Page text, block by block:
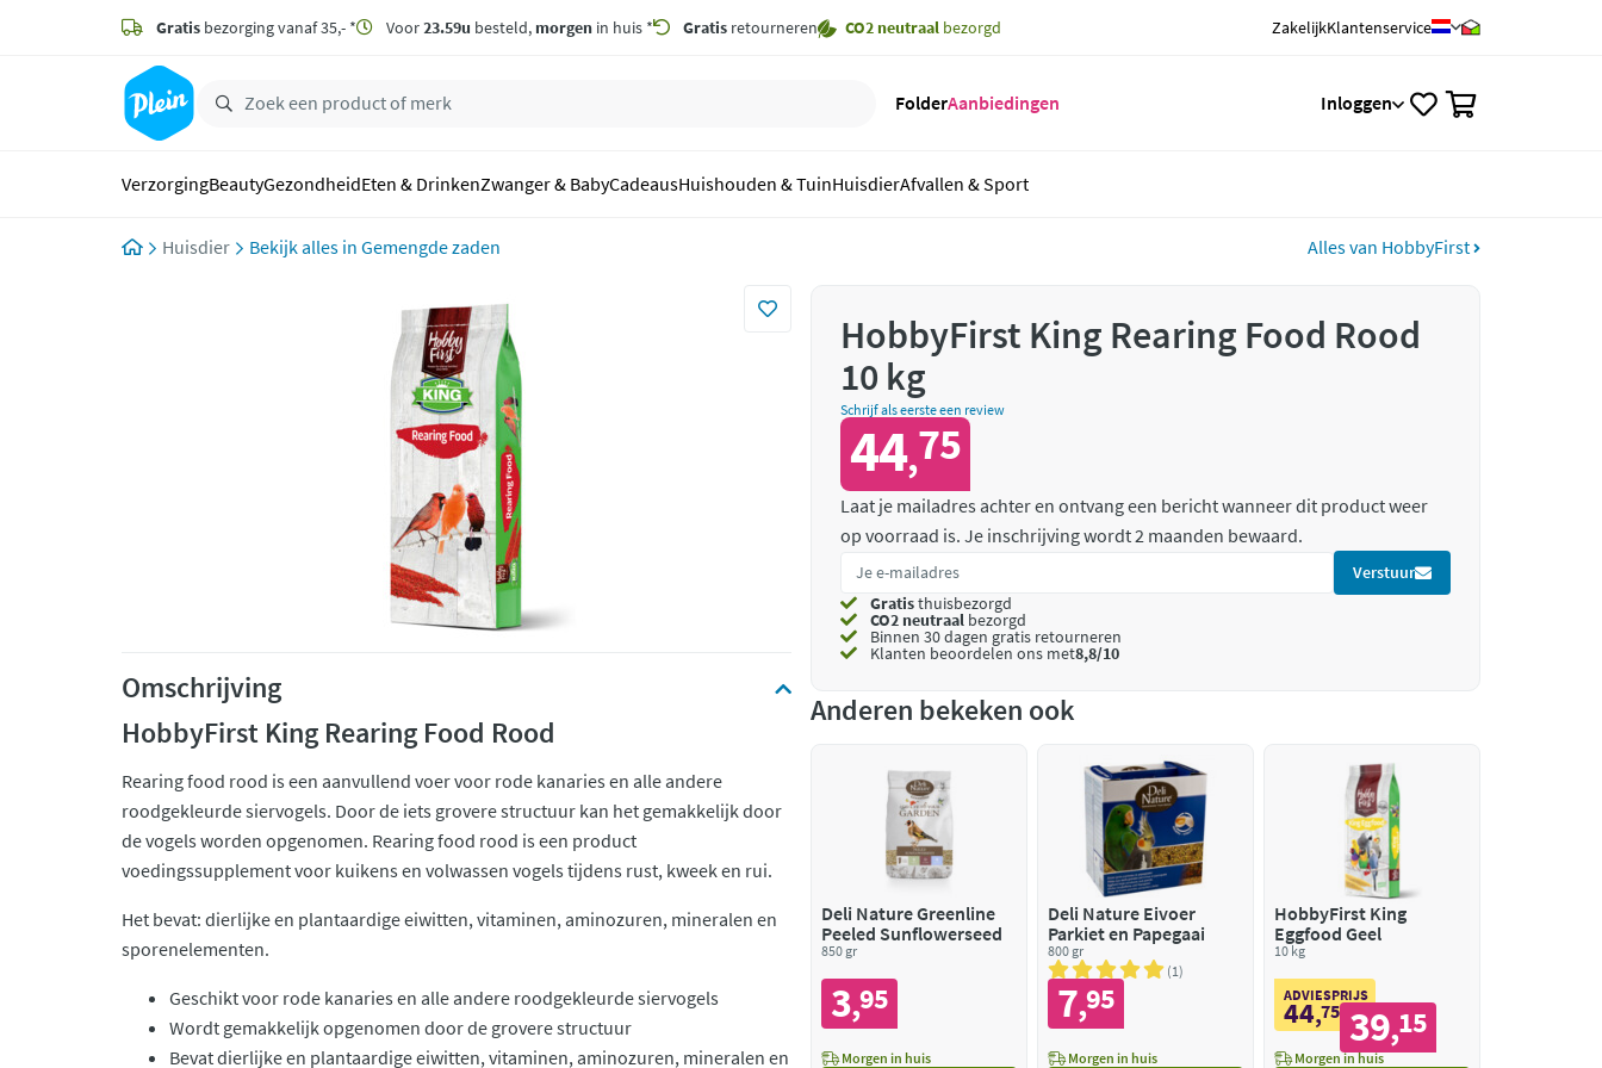
zoeken
hoofdinhoud
Gratis bezorging vanaf 35,- * Voor23.59u besteld, morgen in huis * Gratis retourneren CO2 neutraal bezorgd ZakelijkKlantenservice
FolderAanbiedingen Inloggen
VerzorgingBeautyGezondheidEten & DrinkenZwanger & BabyCadeausHuishouden & TuinHuisdierAfvallen & Sport
Huisdier Gemengde zaden Alles van HobbyFirst
Omschrijving
HobbyFirst King Rearing Food Rood
Rearing food rood is een aanvullend voer voor rode kanaries en alle andere
roodgekleurde siervogels. Door de iets grovere structuur kan het gemakkelijk door
de vogels worden opgenomen. Rearing food rood is een product
voedingssupplement voor kuikens en volwassen vogels tijdens rust, kweek en rui.
Het bevat: dierlijke en plantaardige eiwitten, vitaminen, aminozuren, mineralen en
sporenelementen.
Geschikt voor rode kanaries en alle andere roodgekleurde siervogels
Wordt gemakkelijk opgenomen door de grovere structuur
Bevat dierlijke en plantaardige eiwitten, vitaminen, aminozuren, mineralen en
HobbyFirst King Rearing Food Rood
10 kg
Schrijf als eerste een review
44,75
Laat je mailadres achter en ontvang een bericht wanneer dit product weer
op voorraad is. Je inschrijving wordt 2 maanden bewaard.
Verstuur
Gratisthuisbezorgd
CO2 neutraal bezorgd
Binnen 30 dagen gratis retourneren
Klanten beoordelen ons met8,8/10
Anderen bekeken ook
Deli Nature Greenline
Peeled Sunflowerseed
850 gr
3,95
Morgen in huis
Deli Nature Eivoer
Parkiet en Papegaai
800 gr
1
7,95
Morgen in huis
HobbyFirst King
Eggfood Geel
10 kg
ADVIESPRIJS
44,75 39,15
Morgen in huis